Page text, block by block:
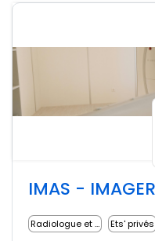
Radiologue et imagerie médicale Ets' privés